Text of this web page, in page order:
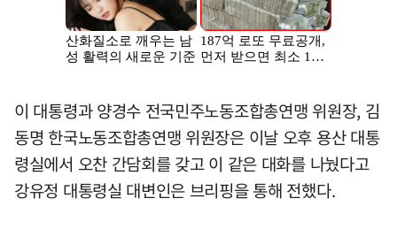
이 대통령과 양경수 전국민주노동조합총연맹 위원장, 김
동명 한국노동조합총연맹 위원장은 이날 오후 용산 대통
령실에서 오찬 간담회를 갖고 이 같은 대화를 나눴다고
강유정 대통령실 대변인은 브리핑을 통해 전했다.